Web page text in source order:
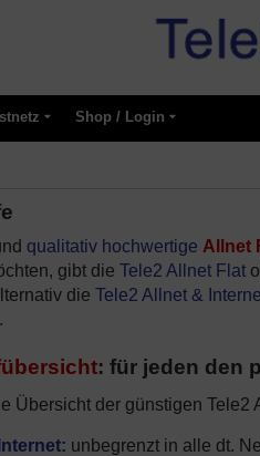
Shop / Login
qualitativ hochwertige Allnet
gibt die Tele2 Allnet Flat
die Tele2 Allnet &
: für jeden den
Übersicht der günstigen Tele2
unbegrenzt in alle dt.